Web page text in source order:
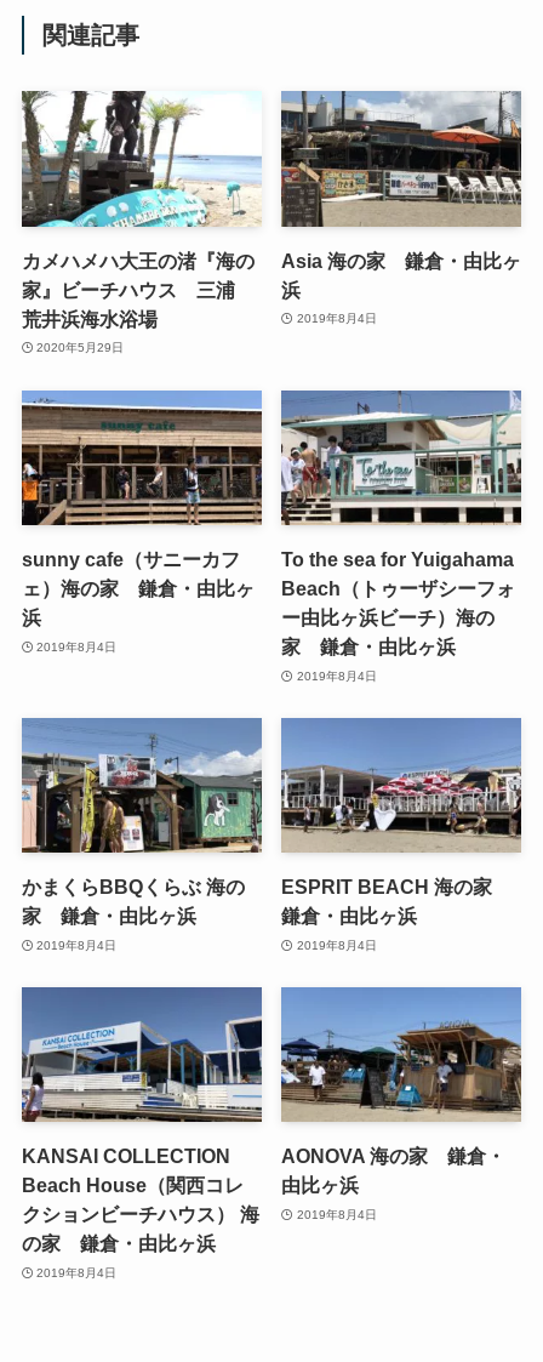
関連記事
カメハメハ大王の渚『海の
家』ビーチハウス 三浦
荒井浜海水浴場
2020年5月29日
Asia 海の家 鎌倉・由比ヶ
浜
2019年8月4日
sunny cafe（サニーカフ
ェ）海の家 鎌倉・由比ヶ
浜
2019年8月4日
To the sea for Yuigahama
Beach（トゥーザシーフォ
ー由比ヶ浜ビーチ）海の
家 鎌倉・由比ヶ浜
2019年8月4日
かまくらBBQくらぶ 海の
家 鎌倉・由比ヶ浜
2019年8月4日
ESPRIT BEACH 海の家
鎌倉・由比ヶ浜
2019年8月4日
KANSAI COLLECTION
Beach House（関西コレ
クションビーチハウス） 海
の家 鎌倉・由比ヶ浜
2019年8月4日
AONOVA 海の家 鎌倉・
由比ヶ浜
2019年8月4日